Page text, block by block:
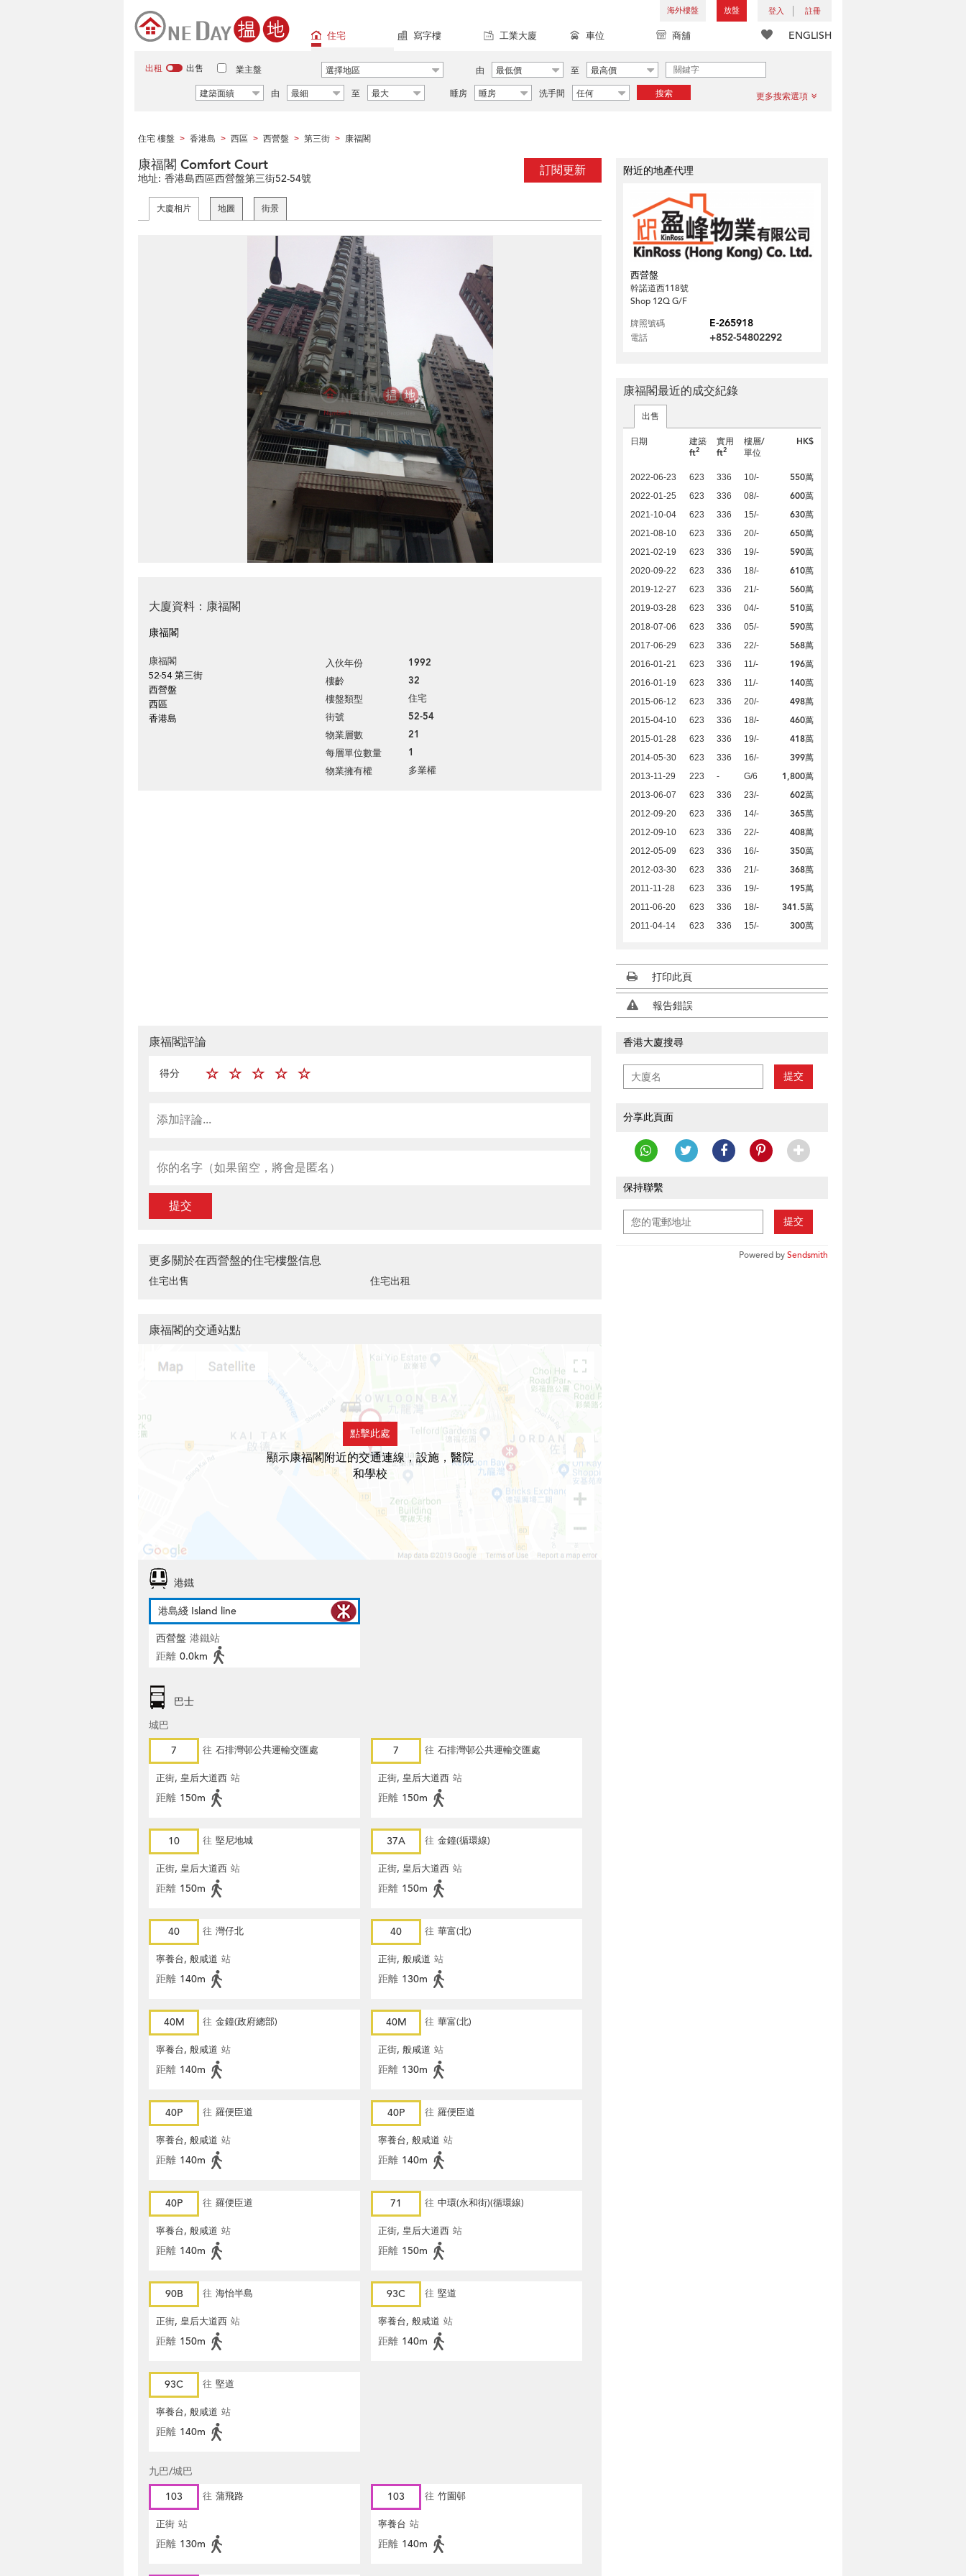
海外樓盤 放盤 登入 註冊
ENGLISH
住宅 寫字樓 工業大廈 車位 商舖
出租 出售 業主盤 選擇地區 由 最低價 至
最高價
建築面績
由 最細 至 最大 睡房 睡房 洗手間 任何 搜索 更多搜索選項
住宅 樓盤 > 香港島 > 西區 > 西營盤 > 第三街 > 康福閣
訂閱更新
康福閣 Comfort Court
地址: 香港島西區西營盤第三街52-54號
大廈相片 地圖 街景
大廈資料：康福閣
康福閣
康福閣
52-54 第三街
西營盤
西區
香港島
入伙年份 1992
樓齡 32
樓盤類型 住宅
街號 52-54
物業層數 21
每層單位數量 1
物業擁有權 多業權
康福閣評論
得分
提交
更多關於在西營盤的住宅樓盤信息
住宅出售 住宅出租
康福閣的交通站點
點擊此處
顯示康福閣附近的交通連線，設施，醫院
和學校
港鐵
港島綫 Island line
西營盤 港鐵站
距離 0.0km
巴士
城巴
7
往 石排灣邨公共運輸交匯處
正街, 皇后大道西 站
距離 150m
7 往 石排灣邨公共運輸交匯處
正街, 皇后大道西 站
距離 150m
10 往 堅尼地城
正街, 皇后大道西 站
距離 150m
37A 往 金鐘(循環線)
正街, 皇后大道西 站
距離 150m
40 往 灣仔北
寧養台, 般咸道 站
距離 140m
40 往 華富(北)
正街, 般咸道 站
距離 130m
40M 往 金鐘(政府總部)
寧養台, 般咸道 站
距離 140m
40M 往 華富(北)
正街, 般咸道 站
距離 130m
40P 往 羅便臣道
寧養台, 般咸道 站
距離 140m
40P 往 羅便臣道
寧養台, 般咸道 站
距離 140m
40P 往 羅便臣道
寧養台, 般咸道 站
距離 140m
71 往 中環(永和街)(循環線)
正街, 皇后大道西 站
距離 150m
90B 往 海怡半島
正街, 皇后大道西 站
距離 150m
93C 往 堅道
寧養台, 般咸道 站
距離 140m
93C 往 堅道
寧養台, 般咸道 站
距離 140m
九巴/城巴
103
往 蒲飛路
正街 站
距離 130m
103 往 竹園邨
寧養台 站
距離 140m
附近的地產代理
西營盤
幹諾道西118號
Shop 12Q G/F
牌照號碼
E-265918
電話 +852-54802292
康福閣最近的成交紀錄
出售
日期
建築
ft2
實用
ft2
樓層/
單位
HK$
2022-06-23 623 336 10/- 550萬
2022-01-25 623 336 08/- 600萬
2021-10-04 623 336 15/- 630萬
2021-08-10 623 336 20/- 650萬
2021-02-19 623 336 19/- 590萬
2020-09-22 623 336 18/- 610萬
2019-12-27 623 336 21/- 560萬
2019-03-28 623 336 04/- 510萬
2018-07-06 623 336 05/- 590萬
2017-06-29 623 336 22/- 568萬
2016-01-21 623 336 11/- 196萬
2016-01-19 623 336 11/- 140萬
2015-06-12 623 336 20/- 498萬
2015-04-10 623 336 18/- 460萬
2015-01-28 623 336 19/- 418萬
2014-05-30 623 336 16/- 399萬
2013-11-29 223 - G/6 1,800萬
2013-06-07 623 336 23/- 602萬
2012-09-20 623 336 14/- 365萬
2012-09-10 623 336 22/- 408萬
2012-05-09 623 336 16/- 350萬
2012-03-30 623 336 21/- 368萬
2011-11-28 623 336 19/- 195萬
2011-06-20 623 336 18/- 341.5萬
2011-04-14 623 336 15/- 300萬
打印此頁
報告錯誤
香港大廈搜尋
提交
分享此頁面
保持聯繫
提交
Powered bySendsmith